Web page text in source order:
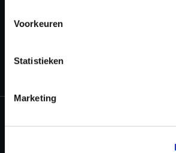
Voorkeuren
Statistieken
Marketing
HOME PROJECTEN
STAGE 1
PUMA 1.0T ECOBOOST MHEV
Dyno-